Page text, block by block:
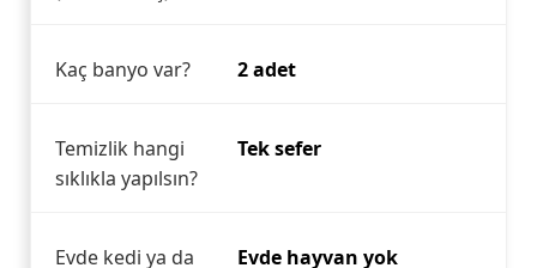
Kaç banyo var? 2 adet
Temizlik hangi
sıklıkla yapılsın?
Tek sefer
Evde kedi ya da
Evde hayvan yok